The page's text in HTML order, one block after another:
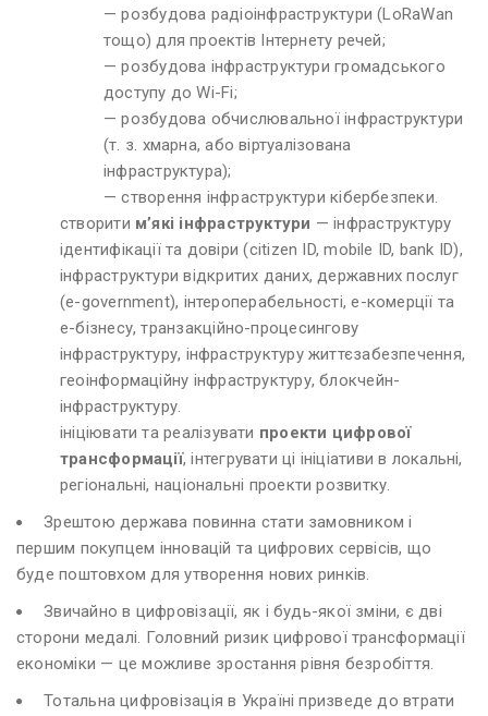
— розбудова радіоінфраструктури (LoRaWan
тощо) для проектів Інтернету речей;
— розбудова інфраструктури громадського
доступу до Wi-Fi;
— розбудова обчислювальної інфраструктури
(т. з. хмарна, або віртуалізована
інфраструктура);
— створення інфраструктури кібербезпеки.
створити м’які інфраструктури — інфраструктуру
ідентифікації та довіри (citizen ID, mobile ID, bank ID),
інфраструктури відкритих даних, державних послуг
(e-government), інтероперабельності, e-комерції та
e-бізнесу, транзакційно-процесингову
інфраструктуру, інфраструктуру життєзабезпечення,
геоінформаційну інфраструктуру, блокчейн-
інфраструктуру.
ініціювати та реалізувати проекти цифрової
трансформації, інтегрувати ці ініціативи в локальні,
регіональні, національні проекти розвитку.
Зрештою держава повинна стати замовником і
першим покупцем інновацій та цифрових сервісів, що
буде поштовхом для утворення нових ринків.
Звичайно в цифровізації, як і будь-якої зміни, є дві
сторони медалі. Головний ризик цифрової трансформації
економіки — це можливе зростання рівня безробіття.
Тотальна цифровізація в Україні призведе до втрати